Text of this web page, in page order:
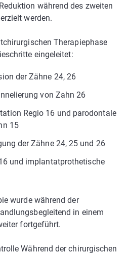
während des zweiten
werden.
Therapiephase
eingeleitet:
der Zähne 24, 26
von Zahn 26
Regio 16 und parodontale
15
der Zähne 24, 25 und 26
und implantat­prothetische
wurde während der
in einem
fortgeführt.
Während der chirurgischen